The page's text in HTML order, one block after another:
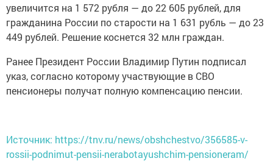
увеличится на 1 572 рубля — до 22 605 рублей, для
гражданина России по старости на 1 631 рубль — до 23
449 рублей. Решение коснется 32 млн граждан.
Ранее Президент России Владимир Путин подписал
указ, согласно которому участвующие в СВО
пенсионеры получат полную компенсацию пенсии.
Источник: https://tnv.ru/news/obshchestvo/356585-v-
rossii-podnimut-pensii-nerabotayushchim-pensioneram/